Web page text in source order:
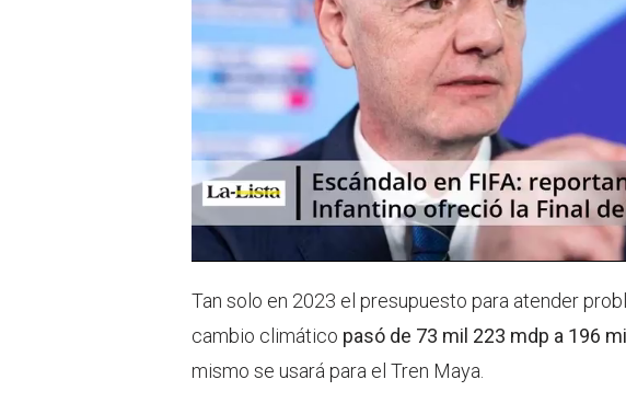
Tan solo en 2023 el presupuesto para atender
cambio climático pasó de 73 mil 223 mdp a 196
mismo se usará para el Tren Maya.